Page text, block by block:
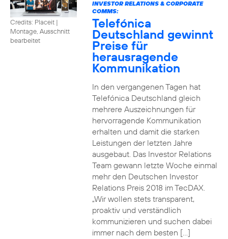
Credits: Placeit |
Montage, Ausschnitt
bearbeitet
INVESTOR RELATIONS & CORPORATE
COMMS:
Telefónica
Deutschland gewinnt
Preise für
herausragende
Kommunikation
In den vergangenen Tagen hat
Telefónica Deutschland gleich
mehrere Auszeichnungen für
hervorragende Kommunikation
erhalten und damit die starken
Leistungen der letzten Jahre
ausgebaut. Das Investor Relations
Team gewann letzte Woche einmal
mehr den Deutschen Investor
Relations Preis 2018 im TecDAX.
„Wir wollen stets transparent,
proaktiv und verständlich
kommunizieren und suchen dabei
immer nach dem besten […]